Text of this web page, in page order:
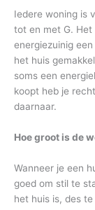
Iedere woning is
tot en met G.
energiezuinig
het huis
soms een
koopt heb je
daarnaar.
Hoe groot is de
Wanneer je een
goed om stil te
het huis is, des